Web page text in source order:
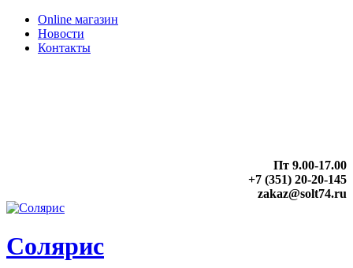
Online магазин
Новости
Контакты
Пт 9.00-17.00
+7 (351) 20-20-145
zakaz@solt74.ru
Солярис